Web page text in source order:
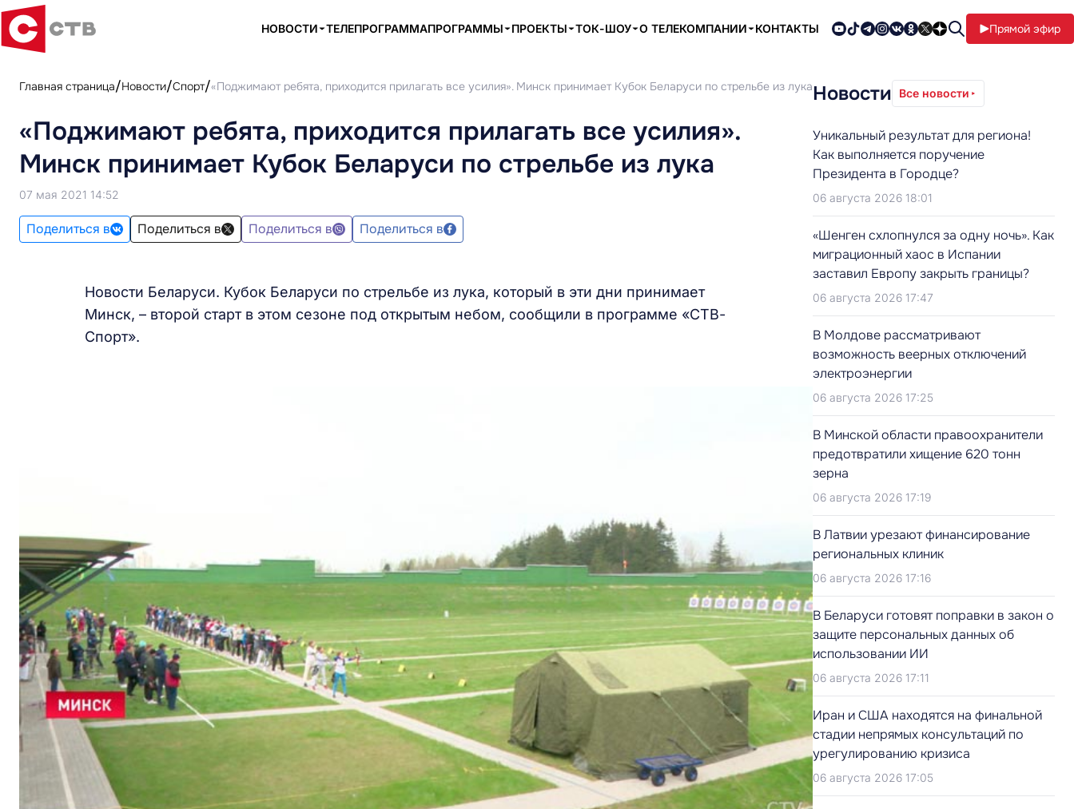
НОВОСТИ ТЕЛЕПРОГРАММАПРОГРАММЫ ПРОЕКТЫ ТОК-ШОУ О ТЕЛЕКОМПАНИИ КОНТАКТЫ Прямой эфир
Главная страница Новости Спорт «Поджимают ребята, приходится прилагать все усилия». Минск принимает Кубок Беларуси по стрельбе из лука
«Поджимают ребята, приходится прилагать все усилия».
Минск принимает Кубок Беларуси по стрельбе из лука
07 мая 2021 14:52
Поделиться в Поделиться в Поделиться в Поделиться в
Новости Беларуси. Кубок Беларуси по стрельбе из лука, который в эти дни принимает
Минск, – второй старт в этом сезоне под открытым небом, сообщили в программе «СТВ-
Спорт».
Новости Все новости
Уникальный результат для региона!
Как выполняется поручение
Президента в Городце?
06 августа 2026 18:01
«Шенген схлопнулся за одну ночь». Как
миграционный хаос в Испании
заставил Европу закрыть границы?
06 августа 2026 17:47
В Молдове рассматривают
возможность веерных отключений
электроэнергии
06 августа 2026 17:25
В Минской области правоохранители
предотвратили хищение 620 тонн
зерна
06 августа 2026 17:19
В Латвии урезают финансирование
региональных клиник
06 августа 2026 17:16
В Беларуси готовят поправки в закон о
защите персональных данных об
использовании ИИ
06 августа 2026 17:11
Иран и США находятся на финальной
стадии непрямых консультаций по
урегулированию кризиса
06 августа 2026 17:05